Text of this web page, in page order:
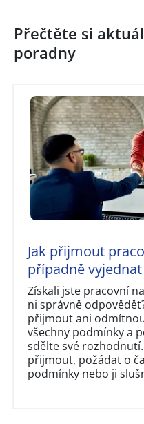
Přečtěte si
poradny
Jak přijmout
případně
Získali jste pracovní
ni správně
přijmout ani
všechny podmínky a
sdělte své
přijmout, požádat o
podmínky nebo ji